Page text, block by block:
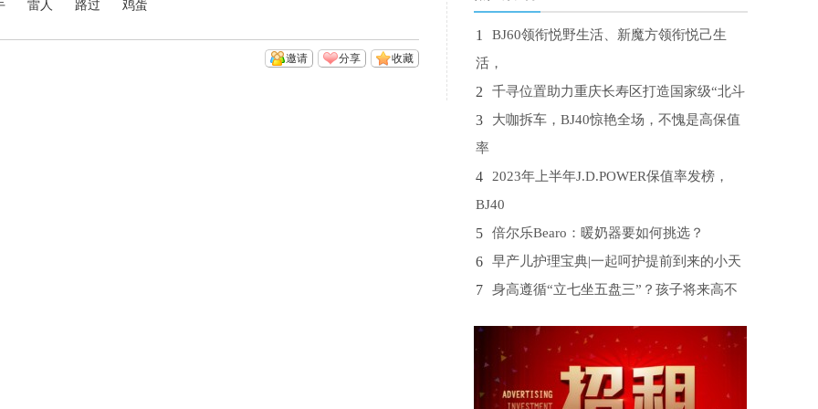
雷人 路过 鸡蛋
收藏
分享
邀请
1
BJ60领衔悦野生活、新魔方领衔悦己生
活，
2 千寻位置助力重庆长寿区打造国家级“北斗
3
大咖拆车，BJ40惊艳全场，不愧是高保值
率
4
2023年上半年J.D.POWER保值率发榜，
BJ40
5 倍尔乐Bearo：暖奶器要如何挑选？
6 早产儿护理宝典|一起呵护提前到来的小天
7 身高遵循“立七坐五盘三”？孩子将来高不
9 再不戒掉，血糖或“黏如粥”
空调双寡头格局裂开一条缝隙 飞利浦空调